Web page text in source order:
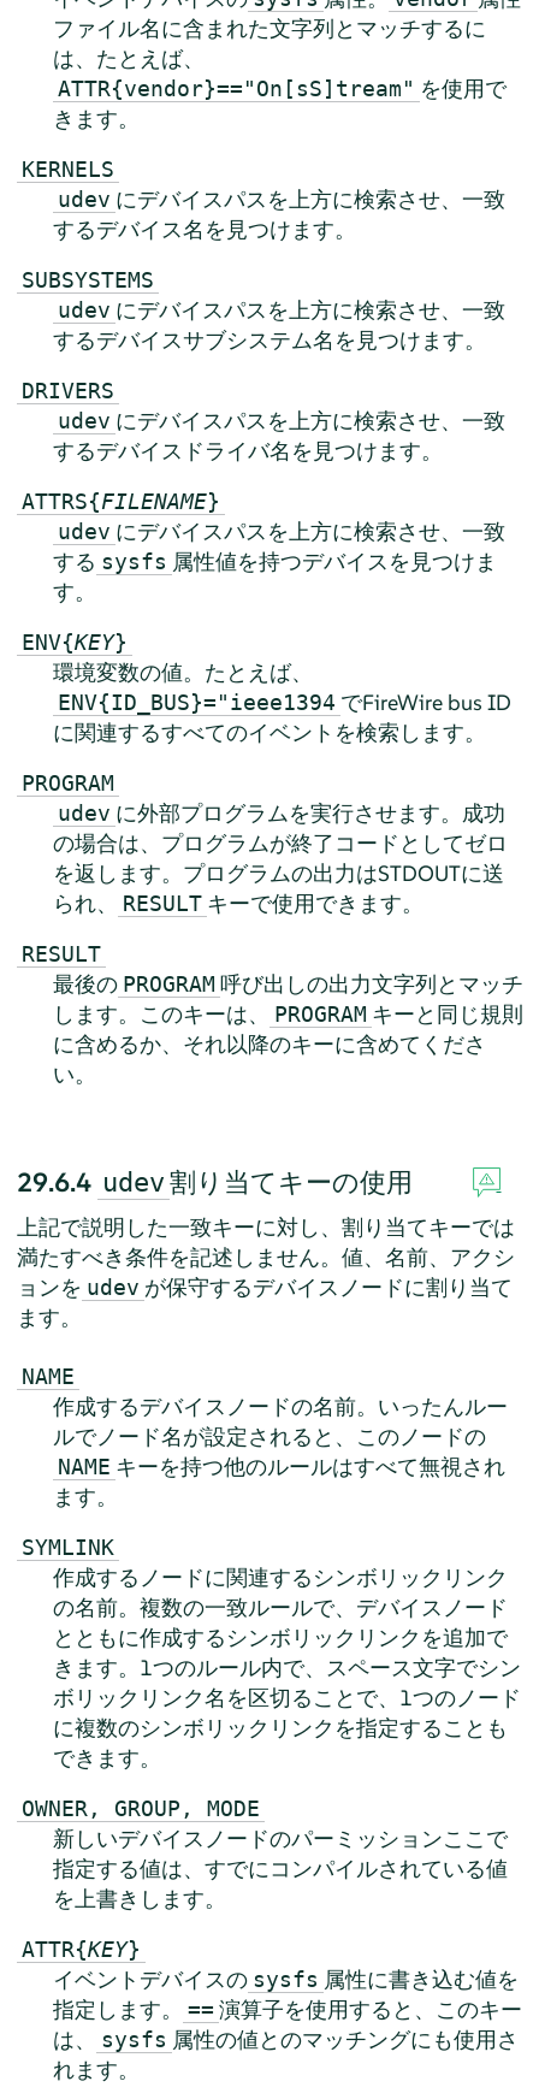
ファイル名に含まれた文字列とマッチするに
は、たとえば、
ATTR{vendor}=="On[sS]tream" を使用で
きます。
KERNELS
udev にデバイスパスを上方に検索させ、一致
するデバイス名を見つけます。
SUBSYSTEMS
udev にデバイスパスを上方に検索させ、一致
するデバイスサブシステム名を見つけます。
DRIVERS
udev にデバイスパスを上方に検索させ、一致
するデバイスドライバ名を見つけます。
ATTRS{FILENAME}
udev にデバイスパスを上方に検索させ、一致
する sysfs 属性値を持つデバイスを見つけま
す。
ENV{KEY}
環境変数の値。たとえば、
ENV{ID_BUS}="ieee1394 でFireWire bus ID
に関連するすべてのイベントを検索します。
PROGRAM
udev に外部プログラムを実行させます。成功
の場合は、プログラムが終了コードとしてゼロ
を返します。プログラムの出力はSTDOUTに送
られ、
RESULT キーで使用できます。
RESULT
最後の PROGRAM 呼び出しの出力文字列とマッチ
します。このキーは、
PROGRAM キーと同じ規則
に含めるか、それ以降のキーに含めてくださ
い。
29.6.4 udev 割り当てキーの使用
上記で説明した一致キーに対し、割り当てキーでは
満たすべき条件を記述しません。値、名前、アクシ
ョンを udev が保守するデバイスノードに割り当て
ます。
NAME
作成するデバイスノードの名前。いったんルー
ルでノード名が設定されると、このノードの
NAME キーを持つ他のルールはすべて無視され
ます。
SYMLINK
作成するノードに関連するシンボリックリンク
の名前。複数の一致ルールで、デバイスノード
とともに作成するシンボリックリンクを追加で
きます。1つのルール内で、スペース文字でシン
ボリックリンク名を区切ることで、1つのノード
に複数のシンボリックリンクを指定することも
できます。
OWNER, GROUP, MODE
新しいデバイスノードのパーミッションここで
指定する値は、すでにコンパイルされている値
を上書きします。
ATTR{KEY}
イベントデバイスの sysfs 属性に書き込む値を
指定します。
== 演算子を使用すると、このキー
は、
sysfs 属性の値とのマッチングにも使用さ
れます。